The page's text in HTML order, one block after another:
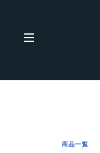
商品一覧